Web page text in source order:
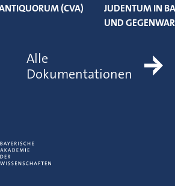
(CVA)
JUDENTUM IN
UND
Alle
Dokumentationen